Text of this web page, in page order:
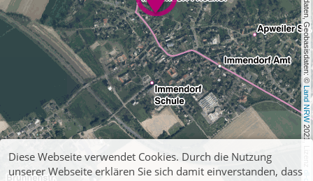
, Kartendaten, Geobasisdaten: ©
Land NRW
2021, Lizenz
Diese Webseite verwendet Cookies. Durch die Nutzung
unserer Webseite erklären Sie sich damit einverstanden, dass